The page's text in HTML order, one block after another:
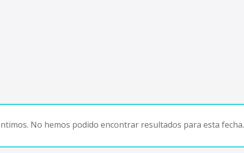
No hemos podido encontrar resultados para esta fecha.